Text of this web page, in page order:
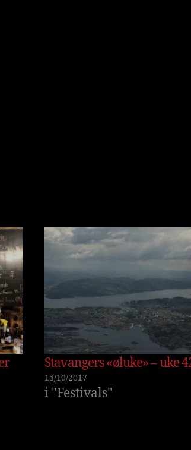
Stavangers «øluke» – uke
15/10/2017
i "Festivals"